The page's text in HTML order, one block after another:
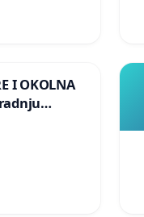
I OKOLNA
na